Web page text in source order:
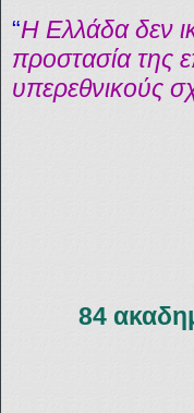
“Η Ελλάδα δεν
προστασία της
υπερεθνικούς
84